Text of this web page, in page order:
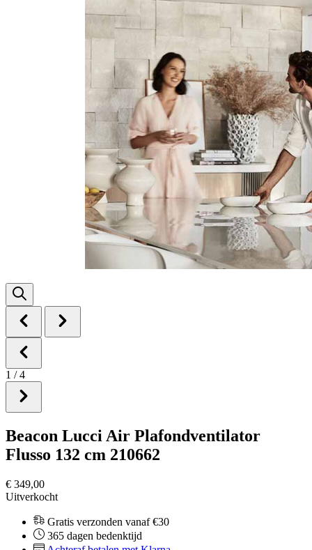
1 / 4
Beacon Lucci Air Plafondventilator
Flusso 132 cm 210662
€ 349,00
Uitverkocht
Gratis verzonden vanaf €30
365 dagen bedenktijd